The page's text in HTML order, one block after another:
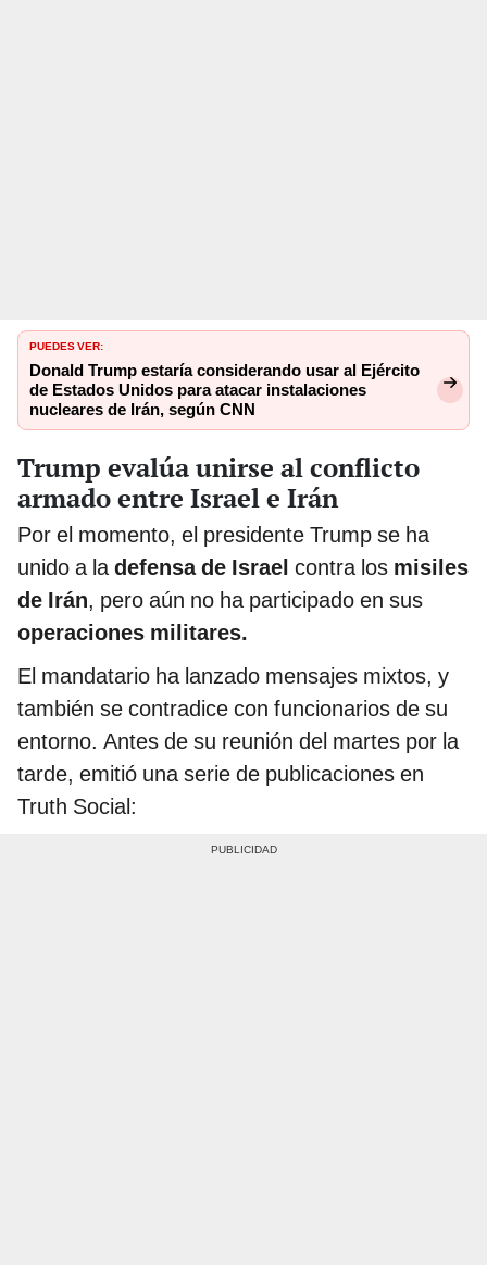
PUEDES VER:
Donald Trump estaría considerando usar al Ejército
de Estados Unidos para atacar instalaciones
nucleares de Irán, según CNN
Trump evalúa unirse al conflicto
armado entre Israel e Irán
Por el momento, el presidente Trump se ha
unido a ladefensa de Israel contra los misiles
de Irán, pero aún no ha participado en sus
operaciones militares.
El mandatario ha lanzado mensajes mixtos, y
también se contradice con funcionarios de su
entorno. Antes de su reunión del martes por la
tarde, emitió una serie de publicaciones en
Truth Social: